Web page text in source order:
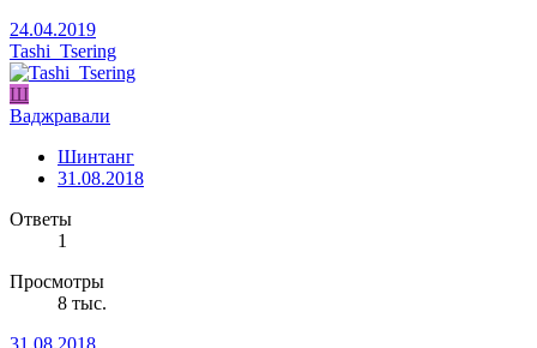
24.04.2019
Tashi_Tsering
Ш
Ваджравали
Шинтанг
31.08.2018
Ответы
1
Просмотры
8 тыс.
31.08.2018